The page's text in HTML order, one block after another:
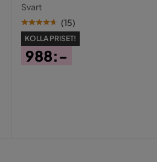
Svart
(15)
KOLLA PRISET!
988:-